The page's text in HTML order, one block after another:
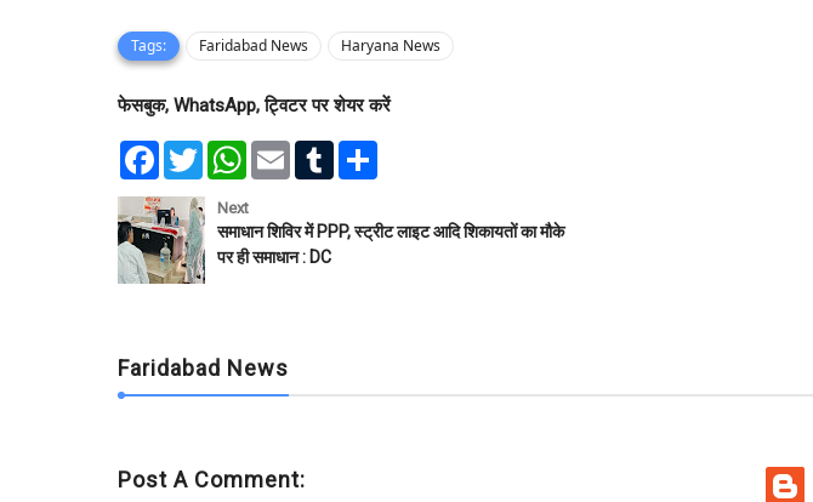
Tags: Faridabad News Haryana News
फेसबुक, WhatsApp, ट्विटर पर शेयर करें
F
e
b
o
o
k
T
w
t
t
e
r
W
t
s
A
p
E
l
T
l
e
Next
समाधान शिविर में PPP, स्ट्रीट लाइट आदि शिकायतों का मौके
पर ही समाधान : DC
Faridabad News
Post A Comment: